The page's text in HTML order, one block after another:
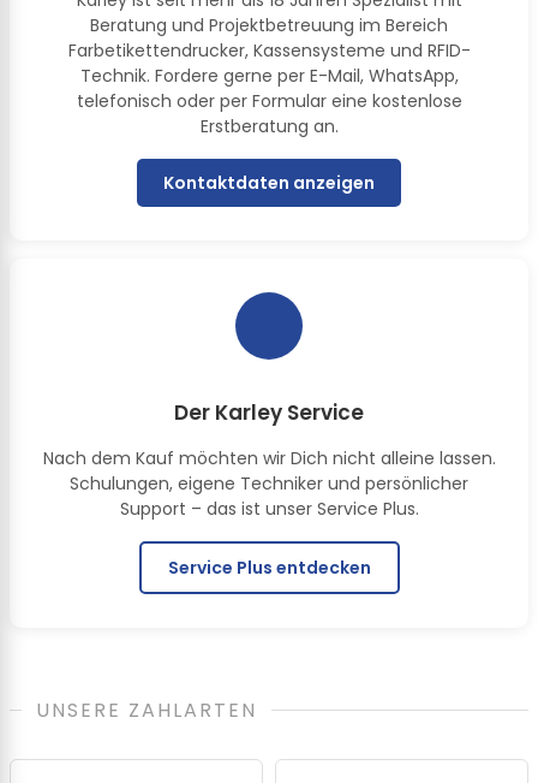
Beratung und Projektbetreuung im Bereich
Farbetikettendrucker, Kassensysteme und RFID-
Technik. Fordere gerne per E-Mail, WhatsApp,
telefonisch oder per Formular eine kostenlose
Erstberatung an.
Kontaktdaten anzeigen
Der Karley Service
Nach dem Kauf möchten wir Dich nicht alleine lassen.
Schulungen, eigene Techniker und persönlicher
Support – das ist unser Service Plus.
Service Plus entdecken
UNSERE ZAHLARTEN